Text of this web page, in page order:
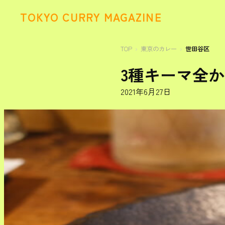
TOKYO CURRY MAGAZINE
TOP 東京のカレー 世田谷区
3種キーマ全
2021年6月27日